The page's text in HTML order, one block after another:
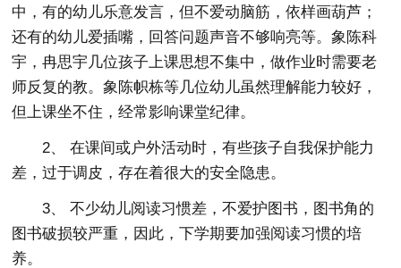
中，有的幼儿乐意发言，但不爱动脑筋，依样画葫芦；
还有的幼儿爱插嘴，回答问题声音不够响亮等。象陈科
宇，冉思宇几位孩子上课思想不集中，做作业时需要老
师反复的教。象陈帜栋等几位幼儿虽然理解能力较好，
但上课坐不住，经常影响课堂纪律。
2、 在课间或户外活动时，有些孩子自我保护能力
差，过于调皮，存在着很大的安全隐患。
3、 不少幼儿阅读习惯差，不爱护图书，图书角的
图书破损较严重，因此，下学期要加强阅读习惯的培
养。